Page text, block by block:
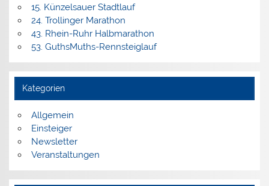
15. Künzelsauer Stadtlauf
24. Trollinger Marathon
43. Rhein-Ruhr Halbmarathon
53. GuthsMuths-Rennsteiglauf
Kategorien
Allgemein
Einsteiger
Newsletter
Veranstaltungen